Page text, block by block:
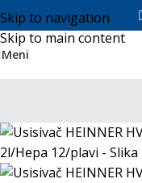
Skip to navigation
Skip to main content
Meni